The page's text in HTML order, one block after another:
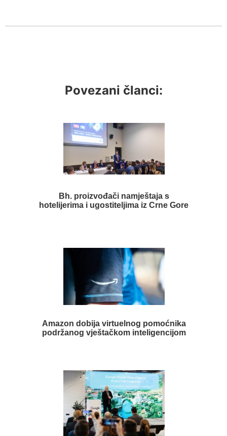
Povezani članci:
Bh. proizvođači namještaja s
hotelijerima i ugostiteljima iz Crne Gore
Amazon dobija virtuelnog pomoćnika
podržanog vještačkom inteligencijom